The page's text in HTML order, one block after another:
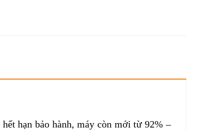
hạn bảo hành, máy còn mới từ 92% –